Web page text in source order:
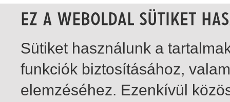
Sütiket használunk a
funkciók biztosításához,
elemzéséhez. Ezenkívül